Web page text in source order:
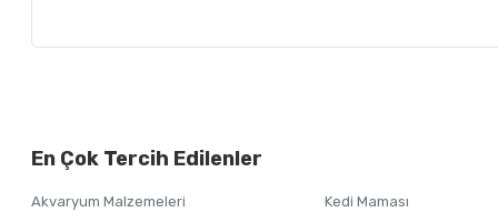
En Çok Tercih Edilenler
Akvaryum Malzemeleri
Kedi Maması